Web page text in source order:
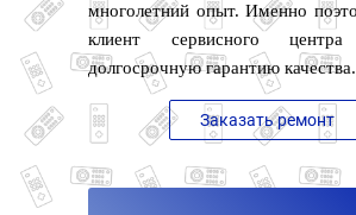
многолетний опыт. Именно
клиент сервисного центра
долгосрочную гарантию качества.
Заказать ремонт